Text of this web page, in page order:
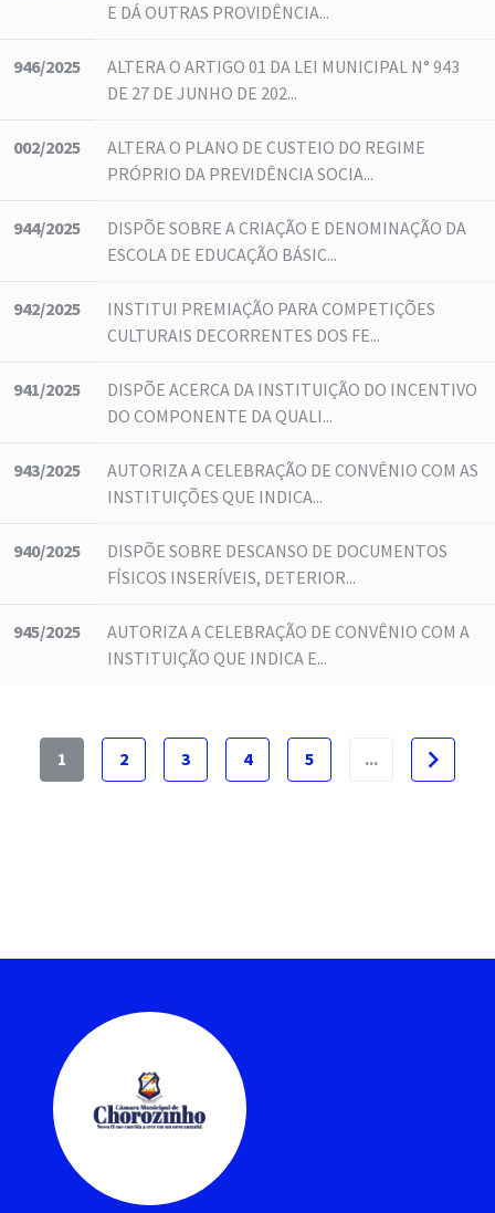
E DÁ OUTRAS PROVIDÊNCIA...
946/2025
ALTERA O ARTIGO 01 DA LEI MUNICIPAL N° 943
DE 27 DE JUNHO DE 202...
002/2025
ALTERA O PLANO DE CUSTEIO DO REGIME
PRÓPRIO DA PREVIDÊNCIA SOCIA...
944/2025
DISPÕE SOBRE A CRIAÇÃO E DENOMINAÇÃO DA
ESCOLA DE EDUCAÇÃO BÁSIC...
942/2025
INSTITUI PREMIAÇÃO PARA COMPETIÇÕES
CULTURAIS DECORRENTES DOS FE...
941/2025
DISPÕE ACERCA DA INSTITUIÇÃO DO INCENTIVO
DO COMPONENTE DA QUALI...
943/2025
AUTORIZA A CELEBRAÇÃO DE CONVÊNIO COM AS
INSTITUIÇÕES QUE INDICA...
940/2025
DISPÕE SOBRE DESCANSO DE DOCUMENTOS
FÍSICOS INSERÍVEIS, DETERIOR...
945/2025
AUTORIZA A CELEBRAÇÃO DE CONVÊNIO COM A
INSTITUIÇÃO QUE INDICA E...
1 2 3 4 5 ... navigate_next